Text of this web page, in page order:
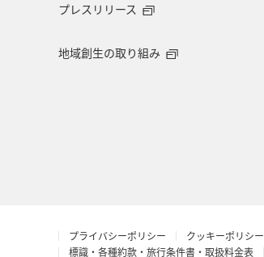
プレスリリース
地域創生の取り組み
プライバシーポリシー クッキーポリシー
標識・各種約款・旅行条件書・取扱料金表